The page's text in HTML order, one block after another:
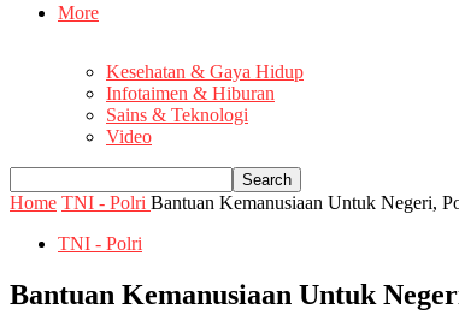
More
Kesehatan & Gaya Hidup
Infotaimen & Hiburan
Sains & Teknologi
Video
Home TNI - Polri Bantuan Kemanusiaan Untuk Negeri,
TNI - Polri
Bantuan Kemanusiaan Untuk